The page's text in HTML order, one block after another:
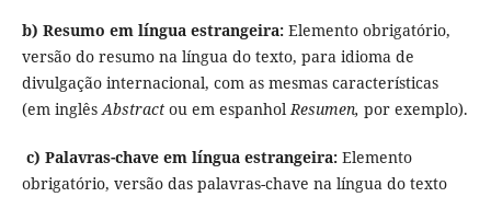
b) Resumo em língua estrangeira: Elemento obrigatório,
versão do resumo na língua do texto, para idioma de
divulgação internacional, com as mesmas características
(em inglês Abstractou em espanhol Resumen, por exemplo).
c) Palavras-chave em língua estrangeira: Elemento
obrigatório, versão das palavras-chave na língua do texto